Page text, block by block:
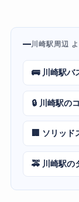
川崎駅周辺
🚌 川崎駅バ
🔒 川崎駅の
🏢 ソリッ
🚕 川崎駅の